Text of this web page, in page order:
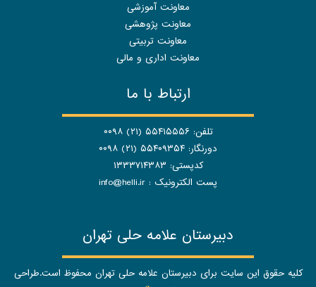
معاونت آموزشی
معاونت پژوهشی
معاونت تربیتی
معاونت اداری و مالی
ارتباط با ما
تلفن: ۵۵۴۱۵۵۵۶ (۲۱) ۰۰۹۸
دورنگار: ۵۵۴۰۹۳۵۴ (۲۱) ۰۰۹۸
کدپستی: ۱۳۳۳۷۱۴۳۸۳
پست الکترونیک : info@helli.ir
دبیرستان علامه حلی تهران
کلیه حقوق این سایت برای دبیرستان علامه حلی تهران محفوظ است.طراحی